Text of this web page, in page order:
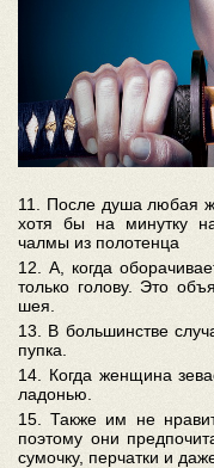
11. После душа любая
хотя бы на минутку
чалмы из полотенца
12. А, когда
только голову. Это
шея.
13. В большинстве
пупка.
14. Когда женщина
ладонью.
15. Также им не
поэтому они
сумочку, перчатки и